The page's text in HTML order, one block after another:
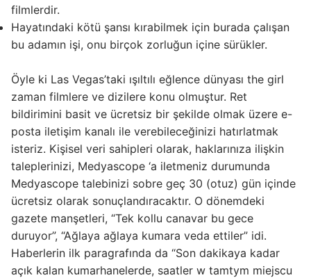
filmlerdir.
Hayatındaki kötü şansı kırabilmek için burada çalışan
bu adamın işi, onu birçok zorluğun içine sürükler.
Öyle ki Las Vegas’taki ışıltılı eğlence dünyası the girl
zaman filmlere ve dizilere konu olmuştur. Ret
bildirimini basit ve ücretsiz bir şekilde olmak üzere e-
posta iletişim kanalı ile verebileceğinizi hatırlatmak
isteriz. Kişisel veri sahipleri olarak, haklarınıza ilişkin
taleplerinizi, Medyascope ‘a iletmeniz durumunda
Medyascope talebinizi sobre geç 30 (otuz) gün içinde
ücretsiz olarak sonuçlandıracaktır. O dönemdeki
gazete manşetleri, “Tek kollu canavar bu gece
duruyor”, “Ağlaya ağlaya kumara veda ettiler” idi.
Haberlerin ilk paragrafında da “Son dakikaya kadar
açık kalan kumarhanelerde, saatler w tamtym miejscu